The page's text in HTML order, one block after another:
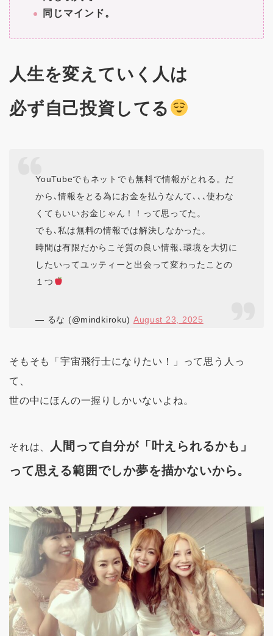
同じマインド。
人生を変えていく人は
必ず自己投資してる
YouTubeでもネットでも無料で情報がとれる。だ
から､情報をとる為にお金を払うなんて､､､使わな
くてもいいお金じゃん！！って思ってた。
でも､私は無料の情報では解決しなかった。
時間は有限だからこそ質の良い情報､環境を大切に
したいってユッティーと出会って変わったことの
１つ
— るな (@mindkiroku) August 23, 2025
そもそも「宇宙飛行士になりたい！」って思う人っ
て、
世の中にほんの一握りしかいないよね。
それは、
人間って自分が「叶えられるかも」
って思える範囲でしか夢を描かないから。